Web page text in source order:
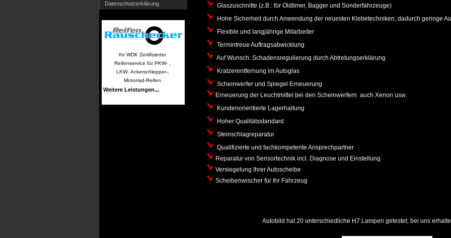
Datenschutzerklärung
Ihr WDK Zertifizierter
Reifenservice für PKW- ,
LKW- Ackerschlepper-,
Motorrad-Reifen.
Weitere Leistungen...
Glaszuschnitte (z.B.: für Oldtimer, Bagger und Sonderfahrzeuge)
Hohe Sicherheit durch Anwendung der neuesten Klebetechniken, dadurch geringe
Flexible und langjährige Mitarbeiter
Termintreue Auftragsabwicklung
Auf Wunsch: Schadensregulierung durch Abtretungserklärung
Kratzerentfernung im Autoglas
Scheinwerfer und Spiegel Erneuerung
Erneuerung der Leuchtmittel bei den Scheinwerfern auch Xenon usw.
Kundenorientierte Lagerhaltung
Hoher Qualitätsstandard
Steinschlagreparatur
Qualifizierte und fachkompetente Ansprechpartner
Reparatur von Sensortechnik incl. Diagnose und Einstellung
Versiegelung Ihrer Autoscheibe
Scheibenwischer für Ihr Fahrzeug
Autobild hat 20 unterschiedliche H7 Lampen getestet, bei uns